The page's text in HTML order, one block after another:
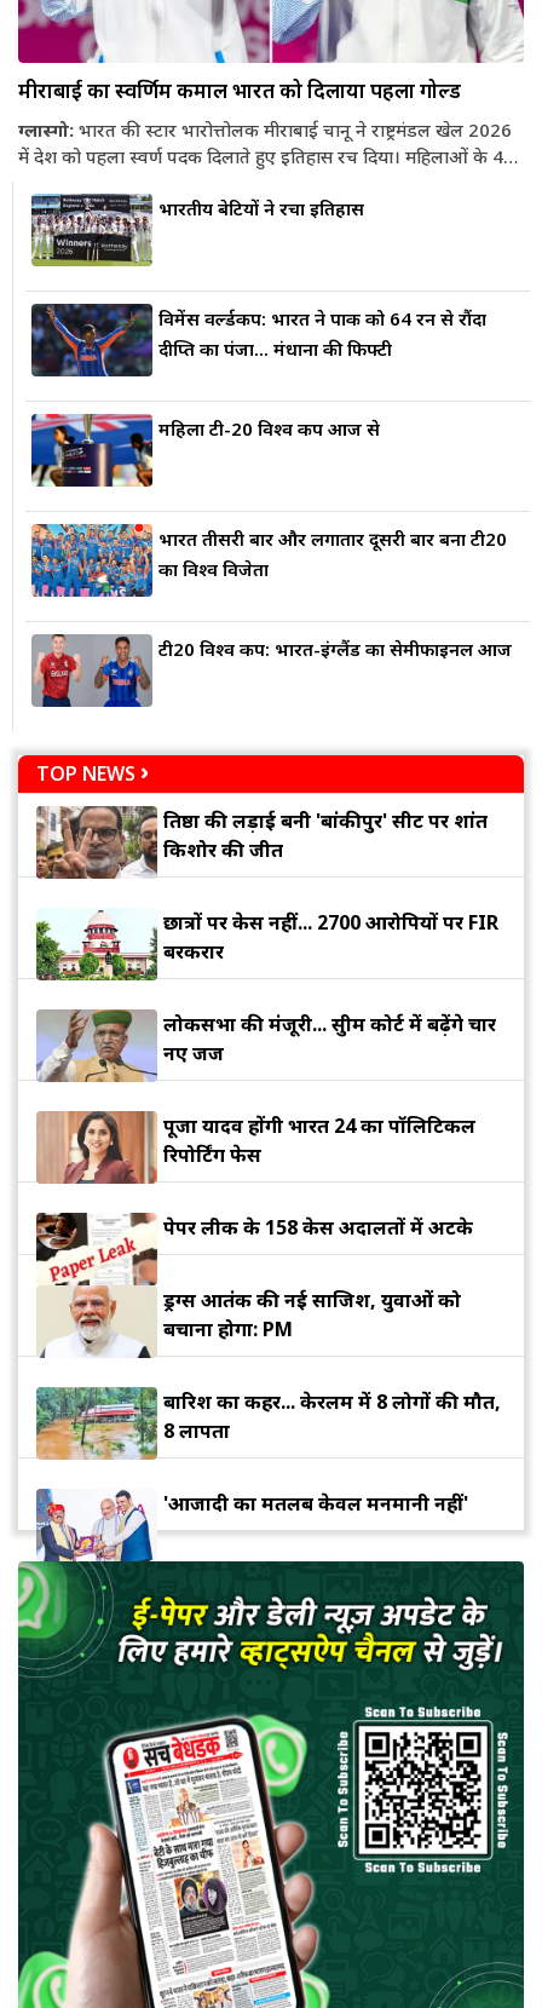
मीराबाई का स्वर्णिम कमाल भारत को दिलाया पहला गोल्ड
ग्लास्गो: भारत की स्टार भारोत्तोलक मीराबाई चानू ने राष्ट्रमंडल खेल 2026
में देश को पहला स्वर्ण पदक दिलाते हुए इतिहास रच दिया। महिलाओं के 48
किग्रा क्लीन एंड जर्क) वजन उठाकर न सिर्फ स्वर्ण पदक अपने नाम किया,
बल्कि राष्ट्रमंडल खेलों का नया रिकॉर्ड भी कायम किया। इसके साथ ही उन्होंने
राष्ट्रमंडल खेलों में लगातार तीसरी बार स्वर्ण पदक जीतने का कारनामा कर
भारतीय खेल इतिहास में अपना नाम...
भारतीय बेटियों ने रचा इतिहास
विमेंस वर्ल्डकप: भारत ने पाक को 64 रन से रौंदा
दीप्ति का पंजा... मंधाना की फिफ्टी
महिला टी-20 विश्व कप आज से
भारत तीसरी बार और लगातार दूसरी बार बना टी20
का विश्व विजेता
टी20 विश्व कप: भारत-इंग्लैंड का सेमीफाइनल आज
TOP NEWS
प्रतिष्ठा की लड़ाई बनी 'बांकीपुर' सीट पर प्रशांत
किशोर की जीत
छात्रों पर केस नहीं... 2700 आरोपियों पर FIR
बरकरार
लोकसभा की मंजूरी... सुप्रीम कोर्ट में बढ़ेंगे चार
नए जज
पूजा यादव होंगी भारत 24 का पॉलिटिकल
रिपोर्टिंग फेस
पेपर लीक के 158 केस अदालतों में अटके
ड्रग्स आतंक की नई साजिश, युवाओं को
बचाना होगा: PM
बारिश का कहर... केरलम में 8 लोगों की मौत,
8 लापता
'आजादी का मतलब केवल मनमानी नहीं'